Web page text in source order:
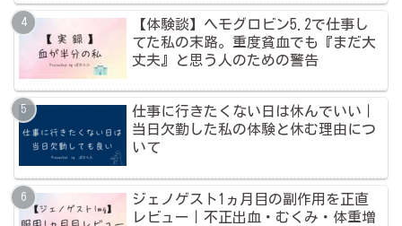
【体験談】ヘモグロビン5.2で仕事し
てた私の末路。重度貧血でも『まだ大
丈夫』と思う人のための警告
仕事に行きたくない日は休んでいい｜
当日欠勤した私の体験と休む理由につ
いて
ジェノゲスト1ヵ月目の副作用を正直
レビュー｜不正出血・むくみ・体重増